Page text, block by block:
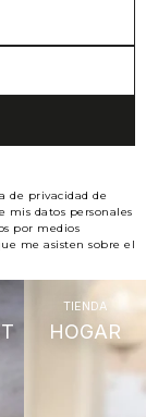
de privacidad de
datos personales
por medios
me asisten sobre el
TIENDA
HOGAR